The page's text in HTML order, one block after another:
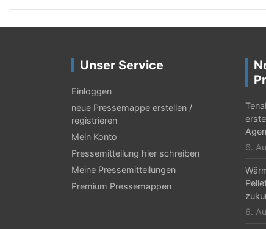
i
t
Unser Service
Einloggen
neue Pressemappe erstellen /
registrieren
Mein Konto
Pressemitteilung hier schreiben
Meine Pressemitteilungen
Premium Pressemappen
6.
6.